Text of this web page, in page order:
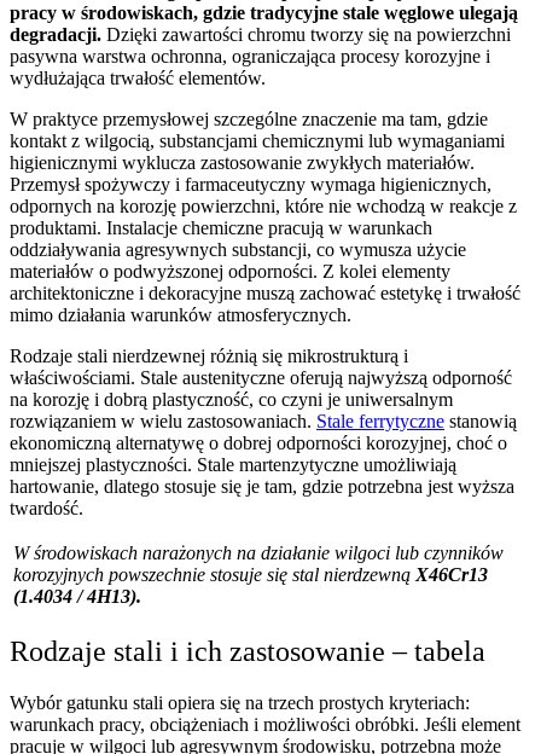
pracy w środowiskach, gdzie tradycyjne stale węglowe ulegają
degradacji. Dzięki zawartości chromu tworzy się na powierzchni
pasywna warstwa ochronna, ograniczająca procesy korozyjne i
wydłużająca trwałość elementów.
W praktyce przemysłowej szczególne znaczenie ma tam, gdzie
kontakt z wilgocią, substancjami chemicznymi lub wymaganiami
higienicznymi wyklucza zastosowanie zwykłych materiałów.
Przemysł spożywczy i farmaceutyczny wymaga higienicznych,
odpornych na korozję powierzchni, które nie wchodzą w reakcje z
produktami. Instalacje chemiczne pracują w warunkach
oddziaływania agresywnych substancji, co wymusza użycie
materiałów o podwyższonej odporności. Z kolei elementy
architektoniczne i dekoracyjne muszą zachować estetykę i trwałość
mimo działania warunków atmosferycznych.
Rodzaje stali nierdzewnej różnią się mikrostrukturą i
właściwościami. Stale austenityczne oferują najwyższą odporność
na korozję i dobrą plastyczność, co czyni je uniwersalnym
rozwiązaniem w wielu zastosowaniach. Stale ferrytyczne stanowią
ekonomiczną alternatywę o dobrej odporności korozyjnej, choć o
mniejszej plastyczności. Stale martenzytyczne umożliwiają
hartowanie, dlatego stosuje się je tam, gdzie potrzebna jest wyższa
twardość.
W środowiskach narażonych na działanie wilgoci lub czynników
korozyjnych powszechnie stosuje się stal nierdzewną X46Cr13
(1.4034 / 4H13).
Rodzaje stali i ich zastosowanie – tabela
Wybór gatunku stali opiera się na trzech prostych kryteriach:
warunkach pracy, obciążeniach i możliwości obróbki. Jeśli element
pracuje w wilgoci lub agresywnym środowisku, potrzebna może